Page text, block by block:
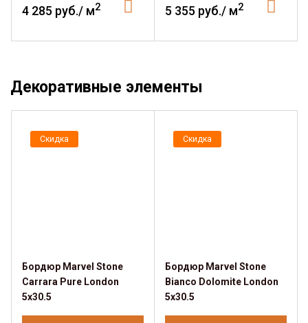
4 285 руб./ м2 5 355 руб./ м2
Декоративные элементы
Скидка
Бордюр Marvel Stone
Carrara Pure London
5x30.5
Скидка
Бордюр Marvel Stone
Bianco Dolomite London
5x30.5